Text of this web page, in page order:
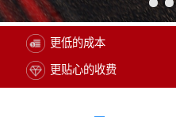
更低的成本
更贴心的收费